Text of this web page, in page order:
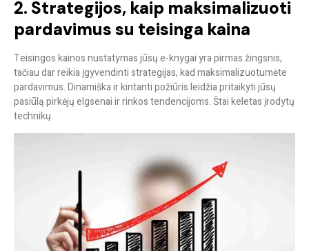
2. Strategijos, kaip maksimalizuoti
pardavimus su teisinga kaina
Teisingos kainos nustatymas jūsų e-knygai yra pirmas žingsnis,
tačiau dar reikia įgyvendinti strategijas, kad maksimalizuotumėte
pardavimus. Dinamiška ir kintanti požiūris leidžia pritaikyti jūsų
pasiūlą pirkėjų elgsenai ir rinkos tendencijoms. Štai keletas įrodytų
technikų.